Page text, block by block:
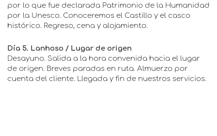
por lo que fue declarada Patrimonio de la Humanidad
por la Unesco. Conoceremos el Castillo y el casco
histórico. Regreso, cena y alojamiento.
Día 5. Lanhoso / Lugar de origen
Desayuno. Salida a la hora convenida hacia el lugar
de origen. Breves paradas en ruta. Almuerzo por
cuenta del cliente. Llegada y fin de nuestros servicios.